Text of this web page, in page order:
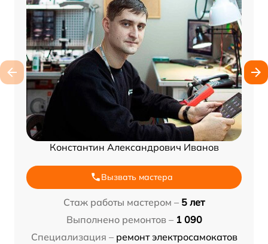
Константин Александрович Иванов
Вызвать мастера
Стаж работы мастером – 5 лет
Выполнено ремонтов – 1 090
Специализация – ремонт электросамокатов